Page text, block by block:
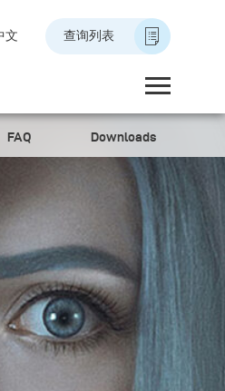
文 查询列表
FAQ Downloads